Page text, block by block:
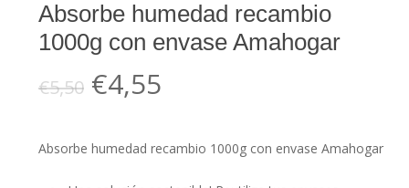
Absorbe humedad recambio
1000g con envase Amahogar
€5,50 El
precio
original
era:
€4,55El
actual
es:
Absorbe humedad recambio 1000g con envase Amahogar